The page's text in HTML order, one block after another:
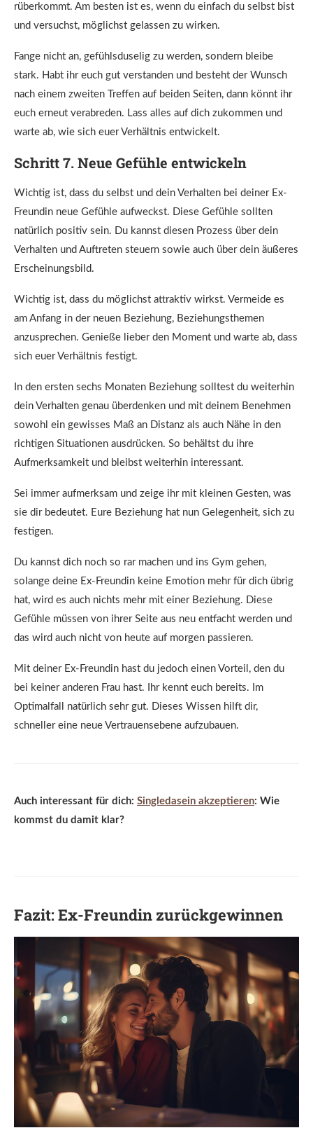
rüberkommt. Am besten ist es, wenn du einfach du selbst bist
und versuchst, möglichst gelassen zu wirken.
Fange nicht an, gefühlsduselig zu werden, sondern bleibe
stark. Habt ihr euch gut verstanden und besteht der Wunsch
nach einem zweiten Treffen auf beiden Seiten, dann könnt ihr
euch erneut verabreden. Lass alles auf dich zukommen und
warte ab, wie sich euer Verhältnis entwickelt.
Schritt 7. Neue Gefühle entwickeln
Wichtig ist, dass du selbst und dein Verhalten bei deiner Ex-
Freundin neue Gefühle aufweckst. Diese Gefühle sollten
natürlich positiv sein. Du kannst diesen Prozess über dein
Verhalten und Auftreten steuern sowie auch über dein äußeres
Erscheinungsbild.
Wichtig ist, dass du möglichst attraktiv wirkst. Vermeide es
am Anfang in der neuen Beziehung, Beziehungsthemen
anzusprechen. Genieße lieber den Moment und warte ab, dass
sich euer Verhältnis festigt.
In den ersten sechs Monaten Beziehung solltest du weiterhin
dein Verhalten genau überdenken und mit deinem Benehmen
sowohl ein gewisses Maß an Distanz als auch Nähe in den
richtigen Situationen ausdrücken. So behältst du ihre
Aufmerksamkeit und bleibst weiterhin interessant.
Sei immer aufmerksam und zeige ihr mit kleinen Gesten, was
sie dir bedeutet. Eure Beziehung hat nun Gelegenheit, sich zu
festigen.
Du kannst dich noch so rar machen und ins Gym gehen,
solange deine Ex-Freundin keine Emotion mehr für dich übrig
hat, wird es auch nichts mehr mit einer Beziehung. Diese
Gefühle müssen von ihrer Seite aus neu entfacht werden und
das wird auch nicht von heute auf morgen passieren.
Mit deiner Ex-Freundin hast du jedoch einen Vorteil, den du
bei keiner anderen Frau hast. Ihr kennt euch bereits. Im
Optimalfall natürlich sehr gut. Dieses Wissen hilft dir,
schneller eine neue Vertrauensebene aufzubauen.
Auch interessant für dich: Singledasein akzeptieren: Wie
kommst du damit klar?
Fazit: Ex-Freundin zurückgewinnen